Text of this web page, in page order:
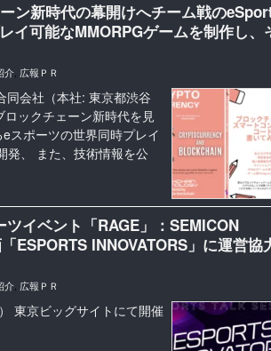
ン新時代の幕開けへチーム戦の
イ可能なMMORPGゲームを制作し、
介, 広報ＰＲ
会社（本社: 東京都渋谷
ックチェーン新時代を見
スポーツの世界同時プレイ
発、 また、技術情報を公
ツイベント「RAGE」：SEMICON
ESPORTS INNOVATORS」に運営協
介 広報ＰＲ
東京ビッグサイトにて開催